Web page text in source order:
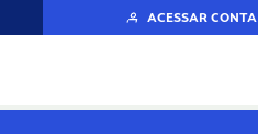
ACESSAR CONTA